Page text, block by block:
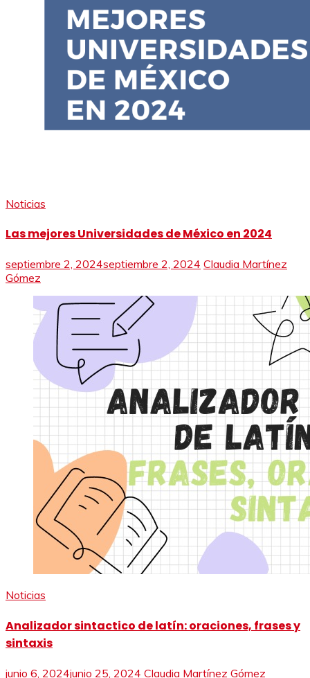
Noticias
Las mejores Universidades de México en 2024
septiembre 2, 2024septiembre 2, 2024 Claudia Martínez
Gómez
Noticias
Analizador sintactico de latín: oraciones, frases y
sintaxis
junio 6, 2024junio 25, 2024 Claudia Martínez Gómez